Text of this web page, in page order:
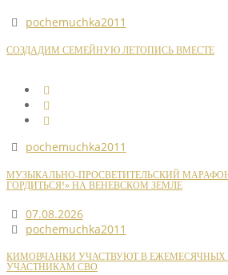
pochemuchka2011
СОЗДАДИМ СЕМЕЙНУЮ ЛЕТОПИСЬ ВМЕСТЕ
pochemuchka2011
МУЗЫКАЛЬНО-ПРОСВЕТИТЕЛЬСКИЙ
ГОРДИТЬСЯ!» НА ВЕНЕВСКОМ ЗЕМЛЕ
07.08.2026
pochemuchka2011
КИМОВЧАНКИ УЧАСТВУЮТ В
УЧАСТНИКАМ СВО